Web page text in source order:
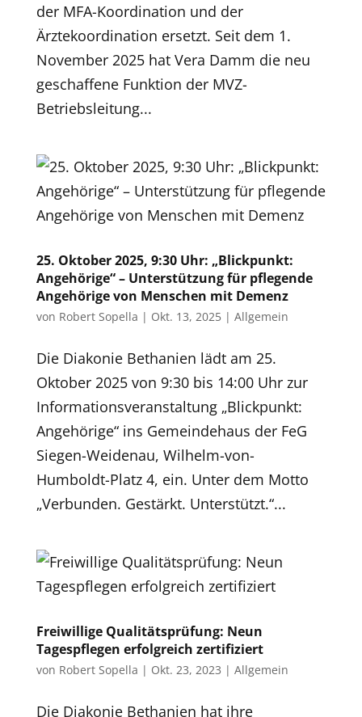
der MFA-Koordination und der
Ärztekoordination ersetzt. Seit dem 1.
November 2025 hat Vera Damm die neu
geschaffene Funktion der MVZ-
Betriebsleitung...
25. Oktober 2025, 9:30 Uhr: „Blickpunkt:
Angehörige“ – Unterstützung für pflegende
Angehörige von Menschen mit Demenz
von Robert Sopella | Okt. 13, 2025| Allgemein
Die Diakonie Bethanien lädt am 25.
Oktober 2025 von 9:30 bis 14:00 Uhr zur
Informationsveranstaltung „Blickpunkt:
Angehörige“ ins Gemeindehaus der FeG
Siegen-Weidenau, Wilhelm-von-
Humboldt-Platz 4, ein. Unter dem Motto
„Verbunden. Gestärkt. Unterstützt.“...
Freiwillige Qualitätsprüfung: Neun
Tagespflegen erfolgreich zertifiziert
von Robert Sopella | Okt. 23, 2023 | Allgemein
Die Diakonie Bethanien hat ihre